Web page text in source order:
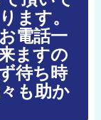
ます。
電話一
ますの
待ち時
も助か